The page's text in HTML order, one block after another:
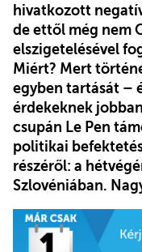
hivatkozott
de ettől még nem
elszigetelésével
Miért? Mert
egyben tartását –
érdekeknek
csupán Le Pen
politikai
részéről: a
Szlovéniában.